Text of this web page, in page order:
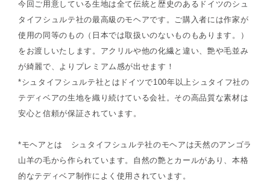
今回ご用意している生地は全て伝統と歴史のあるドイツのシュ
タイフシュルテ社の最高級のモヘアです。ご購入者には作家が
使用の同等のもの（日本では取扱いのないものもあります。）
をお渡しいたします。アクリルや他の化繊と違い、艶や毛並み
が綺麗で、よりプレミアム感が出せます！
*シュタイフシュルテ社とはドイツで100年以上シュタイフ社の
テディベアの生地を織り続けている会社。その高品質な素材は
安心と信頼が保証されています。
*モヘアとは シュタイフシュルテ社のモヘアは天然のアンゴラ
山羊の毛から作られています。自然の艶とカールがあり、本格
的なテディベア制作によく使用されています。